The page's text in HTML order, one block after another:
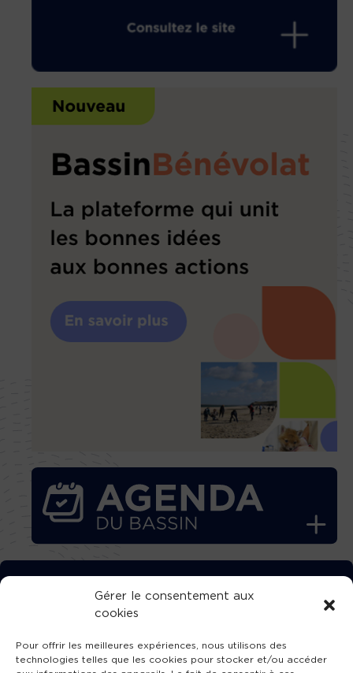
Gérer le consentement aux
cookies
Pour offrir les meilleures expériences, nous utilisons des
technologies telles que les cookies pour stocker et/ou accéder
TÉLÉCHARGEZ GRATUITEMENT
L’APPLICATION TVBA !